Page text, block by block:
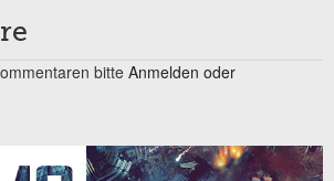
bitte Anmelden oder